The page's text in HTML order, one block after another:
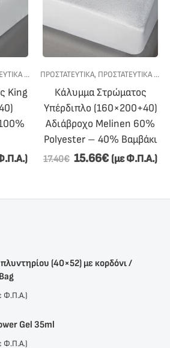
,ΥΠΝΟΔΩΜΑΤΙΟ
King
ΠΡΟΣΤΑΤΕΥΤΙΚΑ, ΠΡΟΣΤΑΤΕΥΤΙΚΑ ΣΤΡΩΜΑΤΩΝ
Κάλυμμα Στρώματος
Υπέρδιπλο (160×200+40)
Αδιάβροχο Melinen 60%
Polyester – 40% Βαμβάκι
17.40€ 15.66€ (με Φ.Π.Α.)
(40×52) με κορδόνι /
Φ.Π.Α.)
Gel 35ml
Φ.Π.Α.)